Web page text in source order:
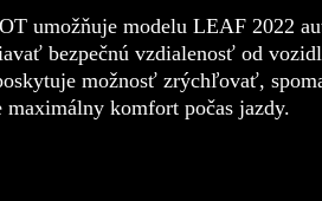
umožňuje modelu LEAF 2022
bezpečnú vzdialenosť od
možnosť zrýchľovať,
maximálny komfort počas jazdy.